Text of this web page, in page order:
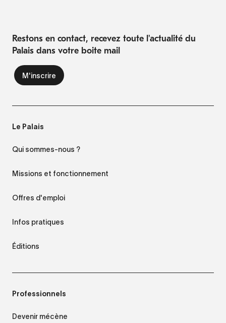
Restons en contact, recevez toute l'actualité du
Palais dans votre boite mail
Le Palais
Qui sommes-nous ?
Missions et fonctionnement
Offres d'emploi
Infos pratiques
Éditions
Professionnels
Devenir mécène